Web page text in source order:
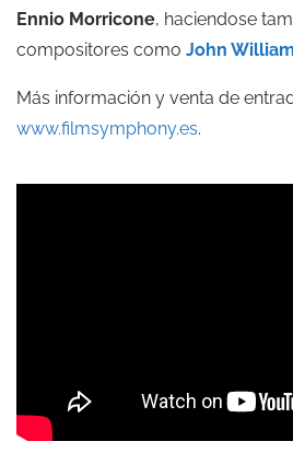
Ennio Morricone, haciendose
compositores como John
Más información y venta de
www.filmsymphony.es.